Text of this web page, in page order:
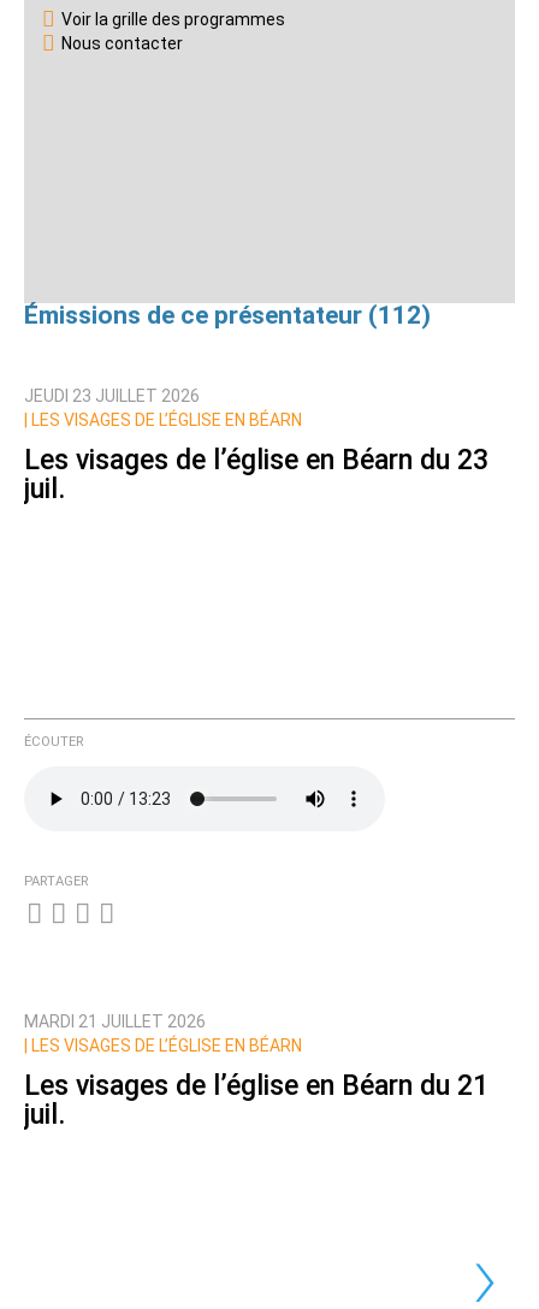
Voir la grille des programmes
Nous contacter
Émissions de ce présentateur (112)
›
JEUDI 23 JUILLET 2026
LES VISAGES DE L’ÉGLISE EN BÉARN
Les visages de l’église en Béarn du 23
juil.
ÉCOUTER
PARTAGER
MARDI 21 JUILLET 2026
LES VISAGES DE L’ÉGLISE EN BÉARN
Les visages de l’église en Béarn du 21
juil.